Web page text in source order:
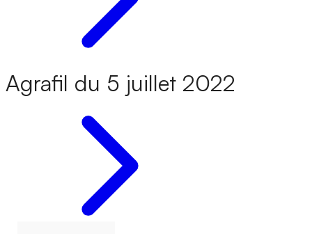
Agrafil du 5 juillet 2022